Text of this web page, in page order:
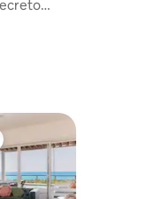
les plus aimés